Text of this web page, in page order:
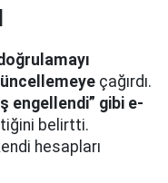
çağırdı.
engellendi” gibi e-
belirtti.
hesapları